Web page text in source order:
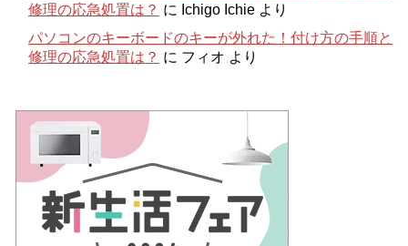
修理の応急処置は？ に Ichigo Ichie より
パソコンのキーボードのキーが外れた！付け方の手順と
修理の応急処置は？ に フィオ より